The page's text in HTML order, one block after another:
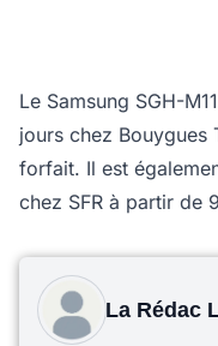
Le Samsung SGH-
jours chez Bouygues
forfait. Il est
chez SFR à partir de
La Rédac